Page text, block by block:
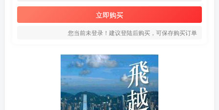
立即购买
您当前未登录！建议登陆后购买，可保存购买订单